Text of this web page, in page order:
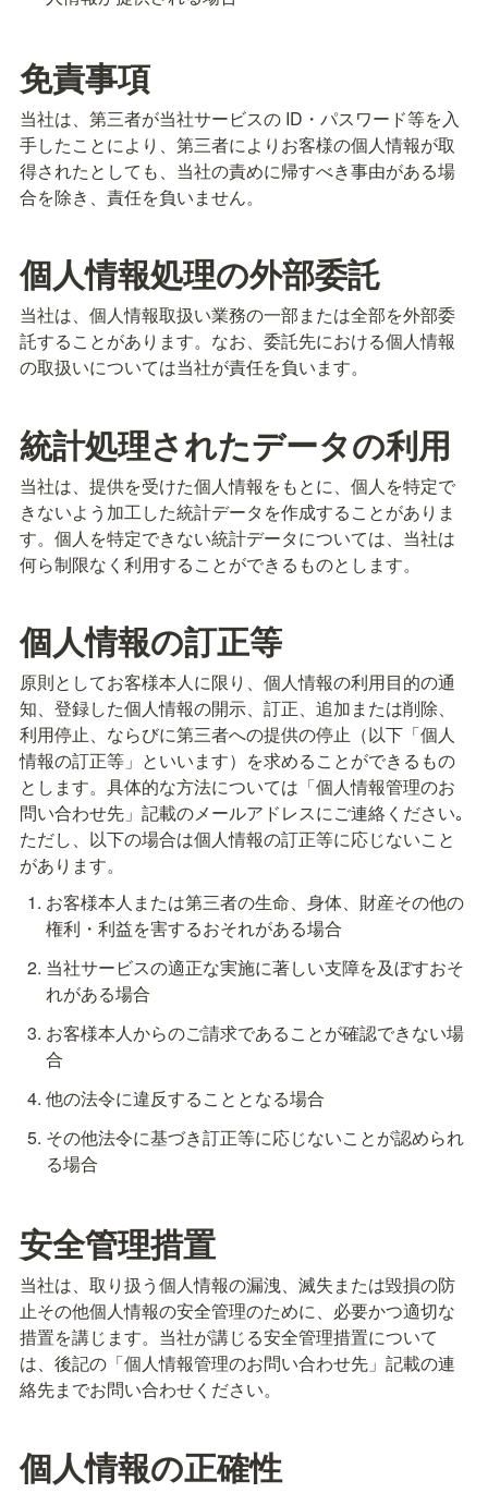
免責事項
当社は、第三者が当社サービスの ID・パスワード等を入
手したことにより、第三者によりお客様の個人情報が取
得されたとしても、当社の責めに帰すべき事由がある場
合を除き、責任を負いません。
個人情報処理の外部委託
当社は、個人情報取扱い業務の一部または全部を外部委
託することがあります。なお、委託先における個人情報
統計処理されたデータの利用
当社は、提供を受けた個人情報をもとに、個人を特定で
きないよう加工した統計データを作成することがありま
す。個人を特定できない統計データについては、当社は
個人情報の訂正等
原則としてお客様本人に限り、個人情報の利用目的の通
知、登録した個人情報の開示、訂正、追加または削除、
利用停止、ならびに第三者への提供の停止（以下「個人
情報の訂正等」といいます）を求めることができるもの
とします。具体的な方法については「個人情報管理のお
問い合わせ先」記載のメールアドレスにご連絡ください｡
ただし、以下の場合は個人情報の訂正等に応じないこと
があります。
お客様本人または第三者の生命、身体、財産その他の
権利・利益を害するおそれがある場合
当社サービスの適正な実施に著しい支障を及ぼすおそ
れがある場合
お客様本人からのご請求であることが確認できない場
合
他の法令に違反することとなる場合
その他法令に基づき訂正等に応じないことが認められ
る場合
安全管理措置
当社は、取り扱う個人情報の漏洩、滅失または毀損の防
止その他個人情報の安全管理のために、必要かつ適切な
措置を講じます。当社が講じる安全管理措置について
は、後記の「個人情報管理のお問い合わせ先」記載の連
絡先までお問い合わせください。
個人情報の正確性